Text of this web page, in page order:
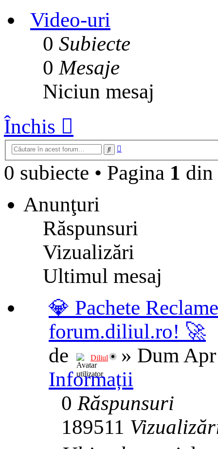
Video-uri
0 Subiecte
0 Mesaje
Niciun mesaj
Închis
Căutare
0 subiecte • Pagina 1 din
Anunţuri
Răspunsuri
Vizualizări
Ultimul mesaj
💎 Pachete
forum.diliul.ro! 🚀
de
Diliul » Dum
Informații
0Răspunsuri
189511